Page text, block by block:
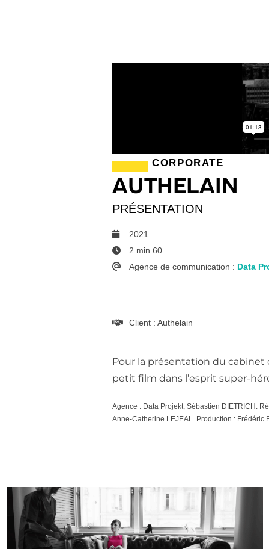
CORPORATE
AUTHELAIN
PRÉSENTATION
2021
2 min 60
Agence de communication : Data
Client : Authelain
Pour la présentation du cabinet
petit film dans l’esprit super-
Agence : Data Projekt, Sébastien DIETRICH.
Anne-Catherine LEJEAL. Production : Frédéric